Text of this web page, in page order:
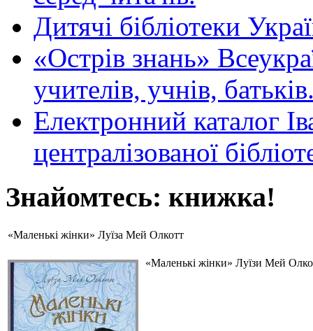
Дитячі бібліотеки
«Острів знань»
учителів, учнів,
Електронний каталог
централізованої
Знайомтесь: книжка!
«Маленькі жінки» Луїза Мей Олкотт
«Маленькі жінки» Луїзи Мей